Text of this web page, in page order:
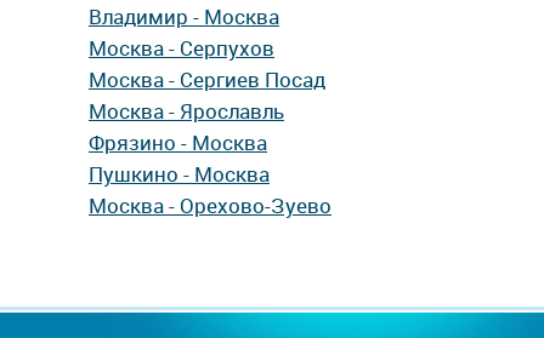
Владимир - Москва
Москва - Серпухов
Москва - Сергиев Посад
Москва - Ярославль
Фрязино - Москва
Пушкино - Москва
Москва - Орехово-Зуево